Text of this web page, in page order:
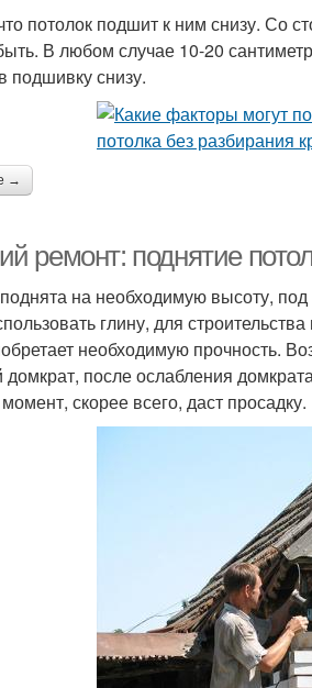
потолок подшит к ним снизу. Со
В любом случае 10-20
подшивку снизу.
→
ремонт: поднятие
на необходимую высоту,
глину, для
необходимую прочность.
после ослабления
скорее всего, даст просадку.